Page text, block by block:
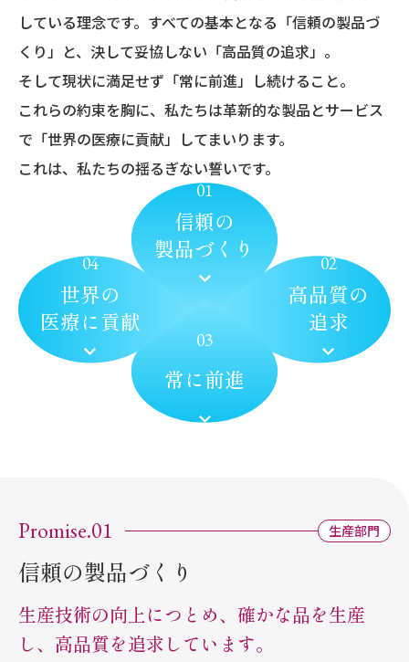
している理念です。すべての基本となる「信頼の製品づ
くり」と、決して妥協しない「高品質の追求」。
そして現状に満足せず「常に前進」し続けること。
これらの約束を胸に、私たちは革新的な製品とサービス
で「世界の医療に貢献」してまいります。
これは、私たちの揺るぎない誓いです。
01
信頼の
製品づくり
02
高品質の
追求
03
常に前進
04
世界の
医療に貢献
Promise.01 生産部門
信頼の製品づくり
生産技術の向上につとめ、確かな品を生産
し、高品質を追求しています。